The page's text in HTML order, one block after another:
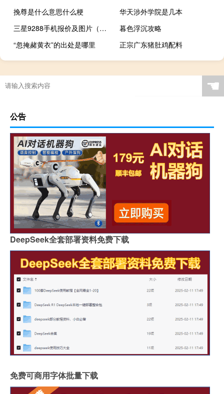
挽尊是什么意思什么梗
华天涉外学院是几本
三星9288手机报价及图片（三星9268手机报价及图片）
暮色浮沉攻略
“忽掩赭黄衣”的出处是哪里
正宗广东猪肚鸡配料
☚
公告
DeepSeek全套部署资料免费下载
免费可商用字体批量下载